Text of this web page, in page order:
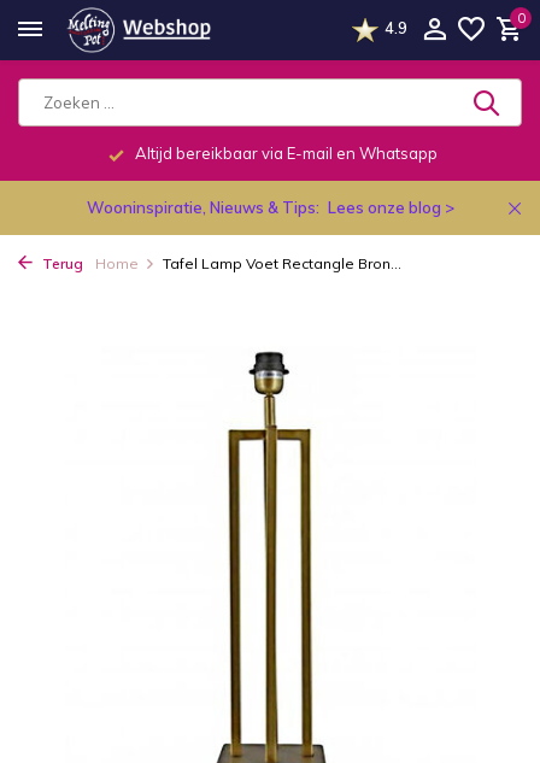
4.9
0
Altijd bereikbaar via E-mail en Whatsapp
Wooninspiratie, Nieuws & Tips: Lees onze blog >
Terug Home Tafel Lamp Voet Rectangle Bron...